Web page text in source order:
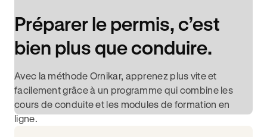
Préparer le permis, c’est
bien plus que conduire.
Avec la méthode Ornikar, apprenez plus vite et
facilement grâce à un programme qui combine les
cours de conduite et les modules de formation en
ligne.